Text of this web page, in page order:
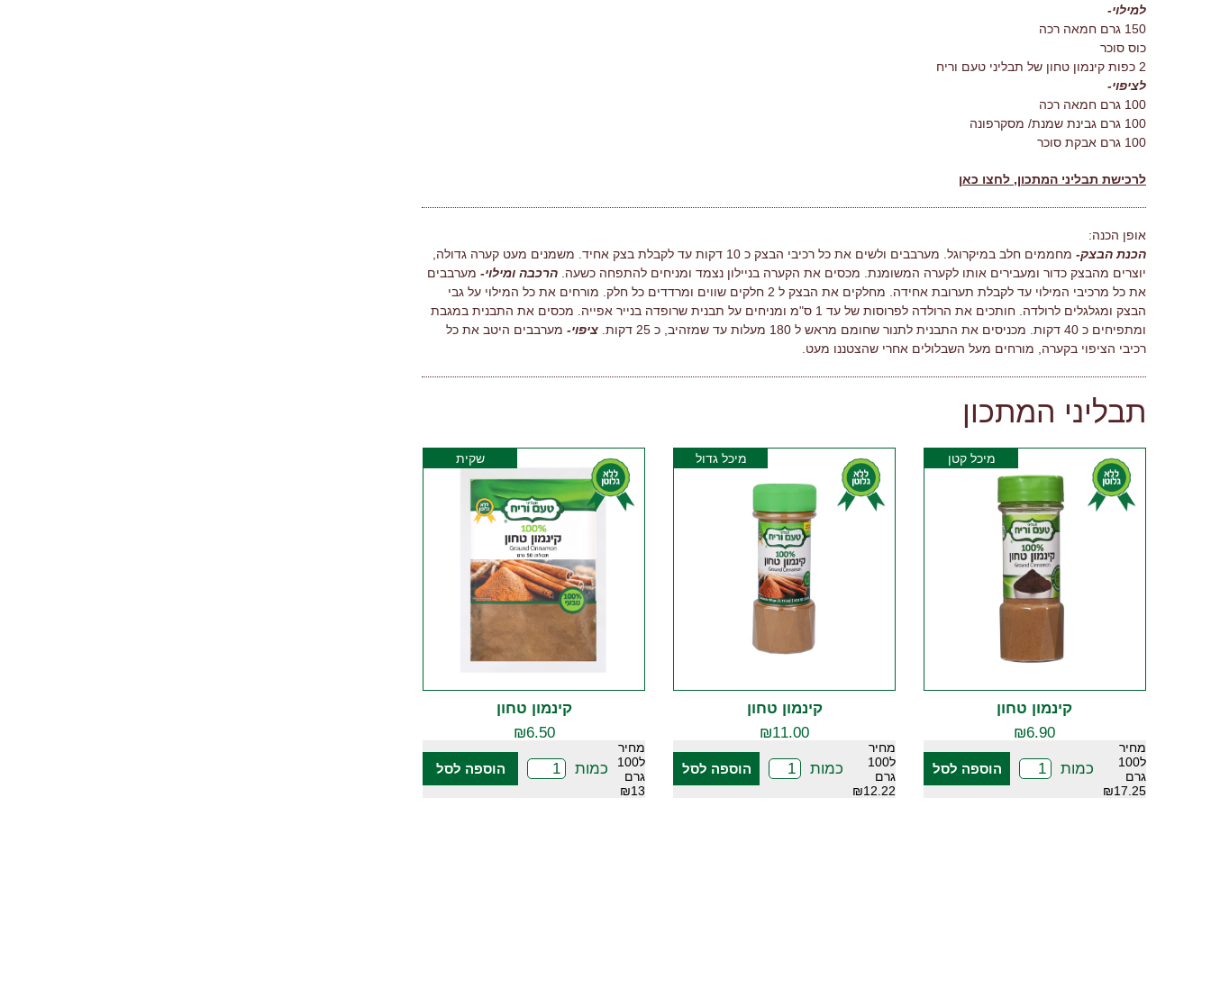
למילוי-
150 גרם חמאה רכה
כוס סוכר
2 כפות קינמון טחון של תבליני טעם וריח
לציפוי-
100 גרם חמאה רכה
100 גרם גבינת שמנת/ מסקרפונה
100 גרם אבקת סוכר
לרכישת תבליני המתכון, לחצו כאן
אופן הכנה:
הכנת הבצק-
מחממים חלב במיקרוגל. מערבבים ולשים את כל רכיבי הבצק כ 10 דקות עד לקבלת בצק אחיד. משמנים מעט קערה גדולה,
יוצרים מהבצק כדור ומעבירים אותו לקערה המשומנת. מכסים את הקערה בניילון נצמד ומניחים להתפחה כשעה. הרכבה ומילוי- מערבבים
את כל מרכיבי המילוי עד לקבלת תערובת אחידה. מחלקים את הבצק ל 2 חלקים שווים ומרדדים כל חלק. מורחים את כל המילוי על גבי
הבצק ומגלגלים לרולדה. חותכים את הרולדה לפרוסות של עד 1 ס"מ ומניחים על תבנית שרופדה בנייר אפייה. מכסים את התבנית במגבת
ומתפיחים כ 40 דקות. מכניסים את התבנית לתנור שחומם מראש ל 180 מעלות עד שמזהיב, כ 25 דקות.
ציפוי- מערבבים היטב את כל
רכיבי הציפוי בקערה, מורחים מעל השבלולים אחרי שהצטננו מעט.
תבליני המתכון
מיכל קטן
קינמון טחון
₪6.90
מחיר
ל100
גרם
₪17.25
כמות הוספה לסל
מיכל גדול
קינמון טחון
₪11.00
מחיר
ל100
גרם
₪12.22
כמות הוספה לסל
שקית
קינמון טחון
₪6.50
מחיר
ל100
גרם
₪13
כמות הוספה לסל